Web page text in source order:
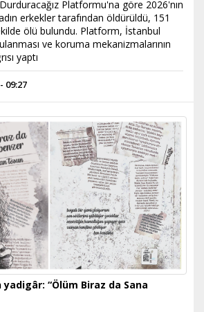
Platformu'na göre 2026'nın
erkekler tarafından öldürüldü, 151
ölü bulundu. Platform, İstanbul
ve koruma mekanizmalarının
yaptı
09:27
yadigâr: “Ölüm Biraz da Sana